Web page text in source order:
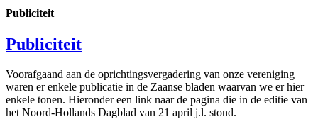
Publiciteit
Publiciteit
Voorafgaand aan de oprichtingsvergadering van onze vereniging
waren er enkele publicatie in de Zaanse bladen waarvan we er hier
enkele tonen. Hieronder een link naar de pagina die in de editie van
het Noord-Hollands Dagblad van 21 april j.l. stond.